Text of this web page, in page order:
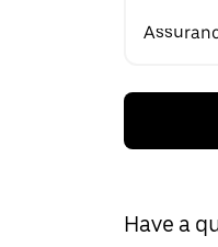
Have a